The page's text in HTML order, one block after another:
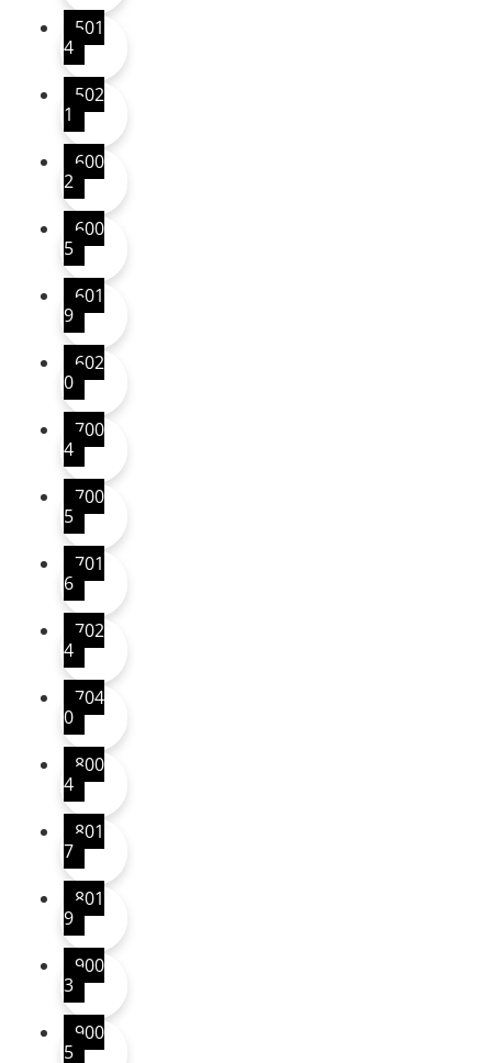
501
4
502
1
600
2
600
5
601
9
602
0
700
4
700
5
701
6
702
4
704
0
800
4
801
7
801
9
900
3
900
5